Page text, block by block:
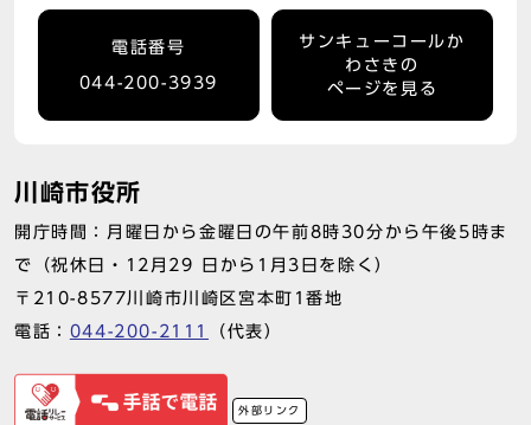
電話番号
044-200-3939
サンキューコールか
わさきの
ページを見る
川崎市役所
開庁時間：月曜日から金曜日の午前8時30分から午後5時ま
で（祝休日・12月29 日から1月3日を除く）
〒210-8577川崎市川崎区宮本町1番地
電話： 044-200-2111 （代表）
外部リンク